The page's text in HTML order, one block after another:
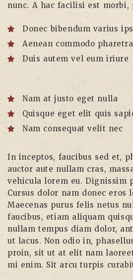
nunc. A hac facilisi est morbi,
Donec bibendum varius
Aenean commodo
Duis autem vel eum iriure
Nam at justo eget nulla
Quisque eget elit quis
Nam consequat velit nec
In inceptos, faucibus sed et,
auctor aute nullam cras,
vehicula lorem eu. Dignissim
Cursus dolor nam donec eros
Maecenas purus felis netus
faucibus, etiam aliquam
nullam tempus diam dolor,
ut lacus. Non odio in,
proin, sit ut at elit nam
mi enim. Sit arcu turpis